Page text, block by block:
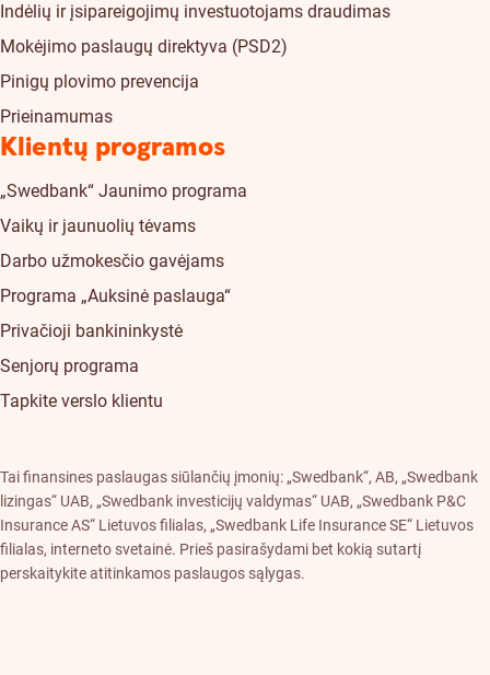
Indėlių ir įsipareigojimų investuotojams draudimas
Mokėjimo paslaugų direktyva (PSD2)
Pinigų plovimo prevencija
Prieinamumas
Klientų programos
„Swedbank“ Jaunimo programa
Vaikų ir jaunuolių tėvams
Darbo užmokesčio gavėjams
Programa „Auksinė paslauga“
Privačioji bankininkystė
Senjorų programa
Tapkite verslo klientu
Tai finansines paslaugas siūlančių įmonių: „Swedbank“, AB, „Swedbank
lizingas“ UAB, „Swedbank investicijų valdymas“ UAB, „Swedbank P&C
Insurance AS“ Lietuvos filialas, „Swedbank Life Insurance SE“ Lietuvos
filialas, interneto svetainė. Prieš pasirašydami bet kokią sutartį
perskaitykite atitinkamos paslaugos sąlygas.